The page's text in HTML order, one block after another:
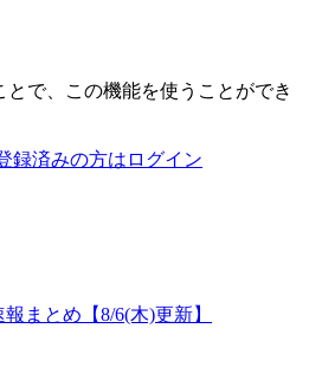
で、この機能を使うことができ
録済みの方はログイン
まとめ【8/6(木)更新】